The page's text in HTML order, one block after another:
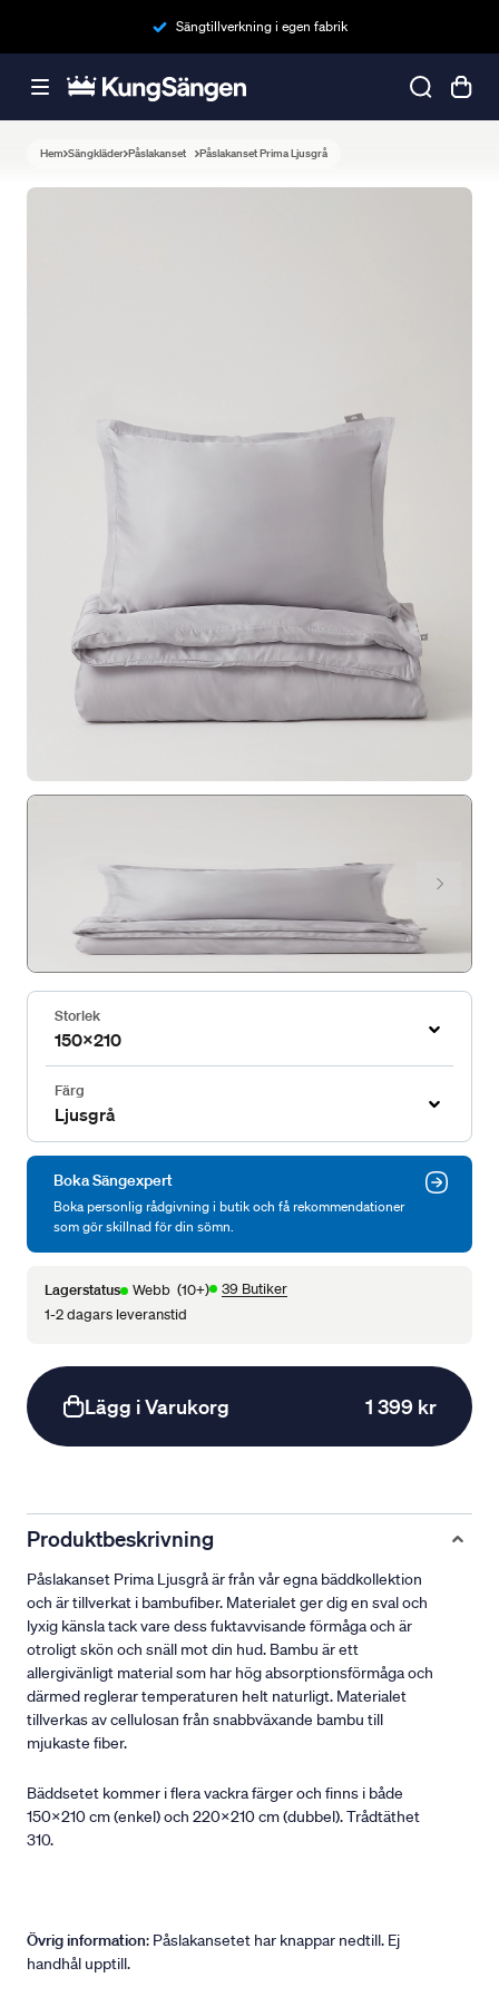
Sängtillverkning i egen fabrik
Hem Sängkläder Påslakanset Påslakanset Prima Ljusgrå
Storlek
150x210
Färg
Ljusgrå
Boka Sängexpert
Boka personlig rådgivning i butik och få rekommendationer
som gör skillnad för din sömn.
Lagerstatus Webb (10+)
39 Butiker
1-2 dagars leveranstid
Lägg i Varukorg 1 399 kr
Produktbeskrivning
Påslakanset Prima Ljusgrå är från vår egna bäddkollektion
och är tillverkat i bambufiber. Materialet ger dig en sval och
lyxig känsla tack vare dess fuktavvisande förmåga och är
otroligt skön och snäll mot din hud. Bambu är ett
allergivänligt material som har hög absorptionsförmåga och
därmed reglerar temperaturen helt naturligt. Materialet
tillverkas av cellulosan från snabbväxande bambu till
mjukaste fiber.
Bäddsetet kommer i flera vackra färger och finns i både
150x210 cm (enkel) och 220x210 cm (dubbel). Trådtäthet
310.
Övrig information: Påslakansetet har knappar nedtill. Ej
handhål upptill.